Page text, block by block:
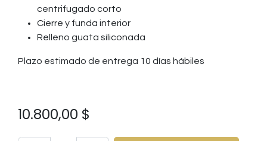
centrifugado corto
Cierre y funda interior
Relleno guata siliconada
Plazo estimado de entrega 10 días hábiles
10.800,00 $